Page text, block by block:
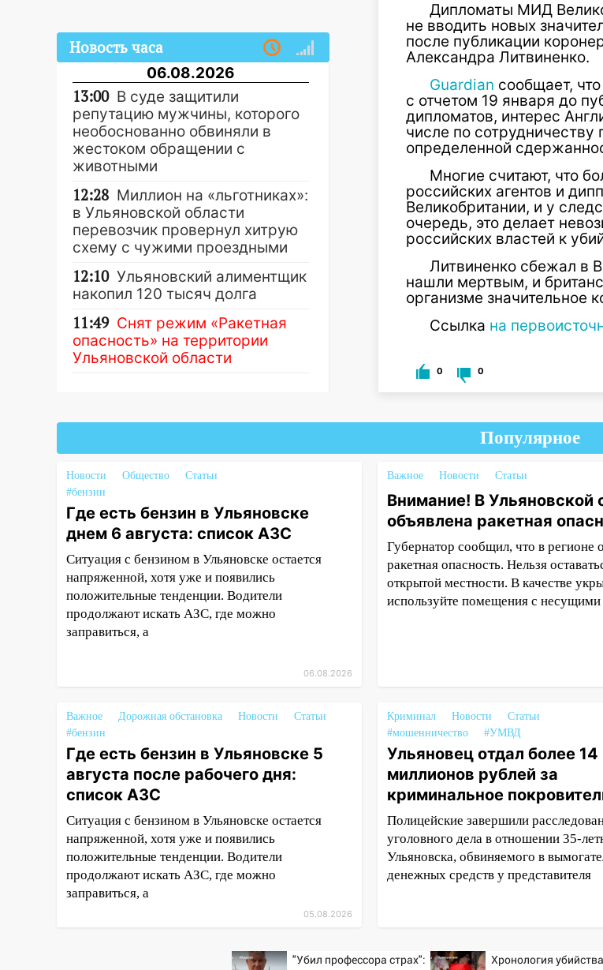
Дипломаты МИД
не вводить новых
после публикации
Александра Литвиненко.
Guardian сообщает,
с отчетом 19 января до
дипломатов, интерес
числе по
определенной
Многие считают, что
российских агентов и
Великобритании, и у
очередь, это делает
российских властей к
Литвиненко сбежал в
нашли мертвым, и
организме значительное
Ссылка на
0 0
Новость часа
06.08.2026
13:00 В суде защитили
репутацию мужчины, которого
необоснованно обвиняли в
жестоком обращении с
животными
12:28 Миллион на «льготниках»:
в Ульяновской области
перевозчик провернул хитрую
схему с чужими проездными
12:10 Ульяновский алиментщик
накопил 120 тысяч долга
11:49 Снят режим «Ракетная
опасность» на территории
Ульяновской области
и обращение бензина Евро 2,
11:12
Соцсети: на Рябикова
автомобиль врезался в забор
10:27 Где есть бензин в
Ульяновске днем 6 августа:
список АЗС
10:16 Внимание! В Ульяновской
области объявлена ракетная
опасность
10:00
В Старомайнском районе
09:44
помогли юному велосипедисту
на улице Чернышевского
08:21 В Заволжском районе
украли два велосипеда
07:18 В Ульяновск идет
тридцатиградусная жара:
какая будет погода в четверг
Популярное
Новости Общество
Статьи
#бензин
Где есть бензин в Ульяновске
днем 6 августа: список АЗС
Ситуация с бензином в Ульяновске остается
напряженной, хотя уже и появились
положительные тенденции. Водители
продолжают искать АЗС, где можно
заправиться, а
06.08.2026
Важное Новости Статьи
Внимание! В Ульяновской
объявлена ракетная
Губернатор сообщил, что в регионе
ракетная опасность. Нельзя
открытой местности. В качестве
используйте помещения с несущими
Важное Дорожная обстановка Новости
Статьи
#бензин
Где есть бензин в Ульяновске 5
августа после рабочего дня:
список АЗС
Ситуация с бензином в Ульяновске остается
напряженной, хотя уже и появились
положительные тенденции. Водители
продолжают искать АЗС, где можно
заправиться, а
05.08.2026
Криминал Новости
Статьи
#мошенничество
#УМВД
Ульяновец отдал более 14
миллионов рублей за
криминальное
Полицейские завершили
уголовного дела в отношении 35-
Ульяновска, обвиняемого в
денежных средств у представителя
"Убил профессора страх":
Хронология